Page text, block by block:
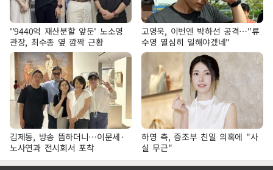
''9440억 재산분할 앞둔' 노소영
관장, 최수종 옆 깜짝 근황
고영욱, 이번엔 박하선 공격…"류
수영 열심히 일해야겠네"
김제동, 방송 뜸하더니…이문세·
노사연과 전시회서 포착
하영 측, 증조부 친일 의혹에 "사
실 무근"